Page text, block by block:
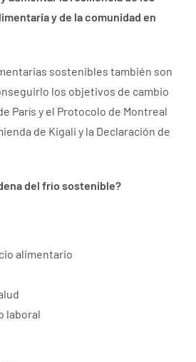
y de la comunidad en
sostenibles también son
los objetivos de cambio
París y el Protocolo de Montreal
de Kigali y la Declaración de
del frío sostenible?
alimentario
laboral